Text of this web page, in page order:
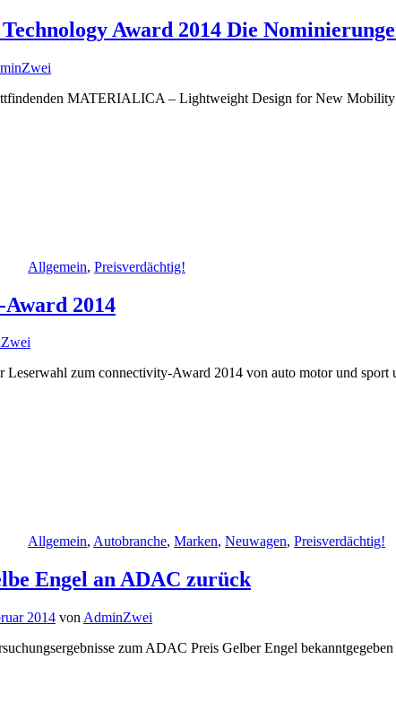
Award 2014 Die
MATERIALICA – Lightweight Design for New
Allgemein, Preisverdächtig!
2014
Leserwahl zum connectivity-Award 2014 von auto motor und
Allgemein, Autobranche, Marken, Neuwagen, Preisverdächtig!
Engel an ADAC zurück
2014 von AdminZwei
zum ADAC Preis Gelber Engel